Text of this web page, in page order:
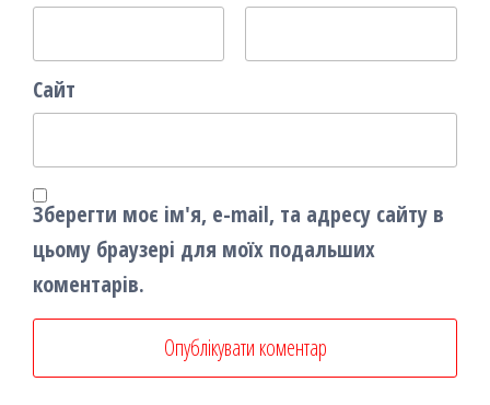
Сайт
Зберегти моє ім'я, e-mail, та адресу сайту в
цьому браузері для моїх подальших
коментарів.